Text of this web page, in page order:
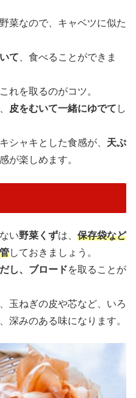
菜なので、キャベツに似た
て 、食べることができま
れを取るのがコツ。
皮をむいて一緒にゆでて し
シャキとした食感が、 天ぷ
が楽しめます。
い野菜くずは、 保存袋など
しておきましょう。
し、ブロードを取ることが
玉ねぎの皮や芯など、いろ
深みのある味になります。